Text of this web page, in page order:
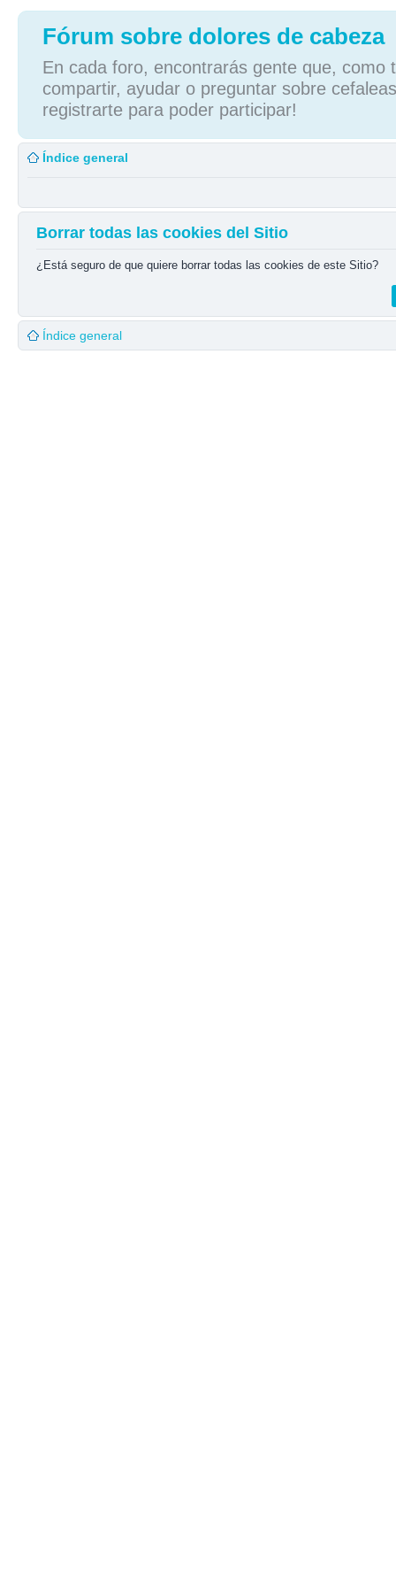
Fórum sobre dolores de cabeza
En cada foro, encontrarás gente que, como
compartir, ayudar o preguntar sobre
registrarte para poder participar!
Índice general
Borrar todas las cookies del Sitio
¿Está seguro de que quiere borrar todas las cookies de este Sitio?
Índice general